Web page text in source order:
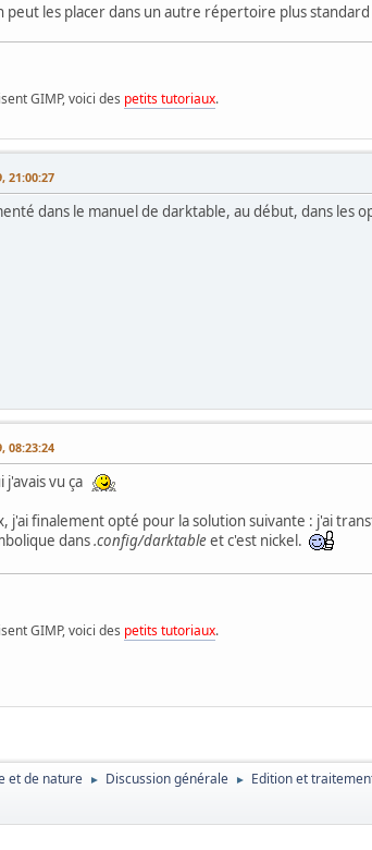
peut les placer dans un autre répertoire plus
GIMP, voici des petits tutoriaux.
21:00:27
dans le manuel de darktable, au début, dans les
08:23:24
j'avais vu ça
j'ai finalement opté pour la solution suivante : j'ai
dans.config/darktableet c'est nickel.
GIMP, voici des petits tutoriaux.
et de nature ► Discussion générale ► Edition et